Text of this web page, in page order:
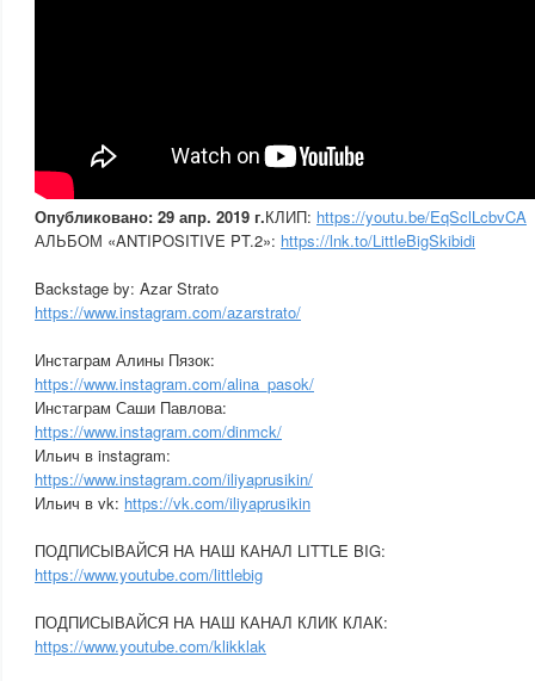
Опубликовано: 29 апр. 2019 г.КЛИП: https://youtu.be/EqSclLcbvCA
АЛЬБОМ «ANTIPOSITIVE PT.2»: https://lnk.to/LittleBigSkibidi
Backstage by: Azar Strato
https://www.instagram.com/azarstrato/
Инстаграм Алины Пязок:
https://www.instagram.com/alina_pasok/
Инстаграм Саши Павлова:
https://www.instagram.com/dinmck/
Ильич в instagram:
https://www.instagram.com/iliyaprusikin/
Ильич в vk: https://vk.com/iliyaprusikin
ПОДПИСЫВАЙСЯ НА НАШ КАНАЛ LITTLE BIG:
https://www.youtube.com/littlebig
ПОДПИСЫВАЙСЯ НА НАШ КАНАЛ КЛИК КЛАК:
https://www.youtube.com/klikklak